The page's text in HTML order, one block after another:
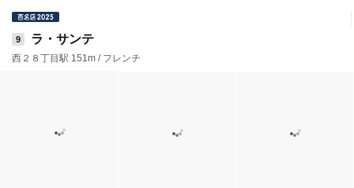
9 ラ・サンテ
西２８丁目駅 151m / フレンチ